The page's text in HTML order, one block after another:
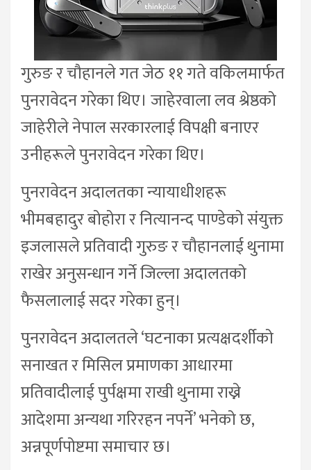
गुरुङ र चौहानले गत जेठ ११ गते वकिलमार्फत
पुनरावेदन गरेका थिए। जाहेरवाला लव श्रेष्ठको
जाहेरीले नेपाल सरकारलाई विपक्षी बनाएर
उनीहरूले पुनरावेदन गरेका थिए।
पुनरावेदन अदालतका न्यायाधीशहरू
भीमबहादुर बोहोरा र नित्यानन्द पाण्डेको संयुक्त
इजलासले प्रतिवादी गुरुङ र चौहानलाई थुनामा
राखेर अनुसन्धान गर्ने जिल्ला अदालतको
फैसलालाई सदर गरेका हुन्।
पुनरावेदन अदालतले ‘घटनाका प्रत्यक्षदर्शीको
सनाखत र मिसिल प्रमाणका आधारमा
प्रतिवादीलाई पुर्पक्षमा राखी थुनामा राख्ने
आदेशमा अन्यथा गरिरहन नपर्ने’ भनेको छ,
अन्नपूर्णपोष्टमा समाचार छ।